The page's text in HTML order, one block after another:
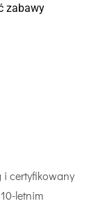
zabawy
i certyfikowany
letnim